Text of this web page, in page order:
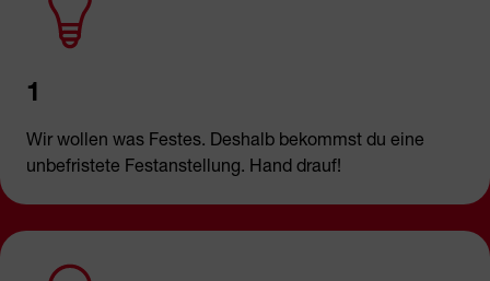
1
Wir wollen was Festes. Deshalb bekommst du eine
unbefristete Festanstellung. Hand drauf!